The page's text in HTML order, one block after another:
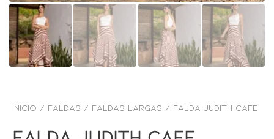
Inicio / FALDAS / Faldas Largas / Falda judith cafe